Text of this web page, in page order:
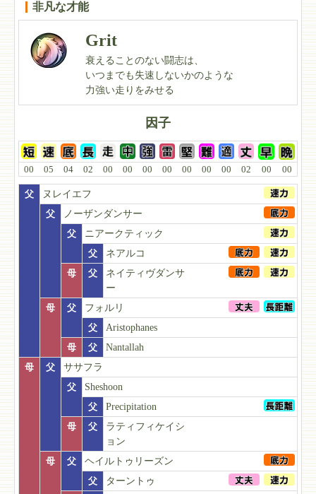
非凡な才能
Grit
衰えることのない闘志は、
いつまでも失速しないかのような
力強い走りをみせる
因子
00 05 04 02 00 00 00 00 00 00 00 02 00 00
父
ヌレイエフ
父
ノーザンダンサー
父
ニアークティック
父
ネアルコ
母
父
ネイティヴダンサ
ー
母
父
フォルリ
父
Aristophanes
母
父
Nantallah
母
父
ササフラ
父
Sheshoon
父
Precipitation
母
父
ラティフィケイシ
ョン
母
父
ヘイルトゥリーズン
父
ターントゥ